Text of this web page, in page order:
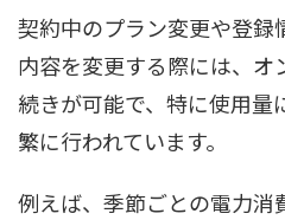
契約中のプラン変更や登録
内容を変更する際には、
続きが可能で、特に使用
繁に行われています。
例えば、季節ごとの電力消